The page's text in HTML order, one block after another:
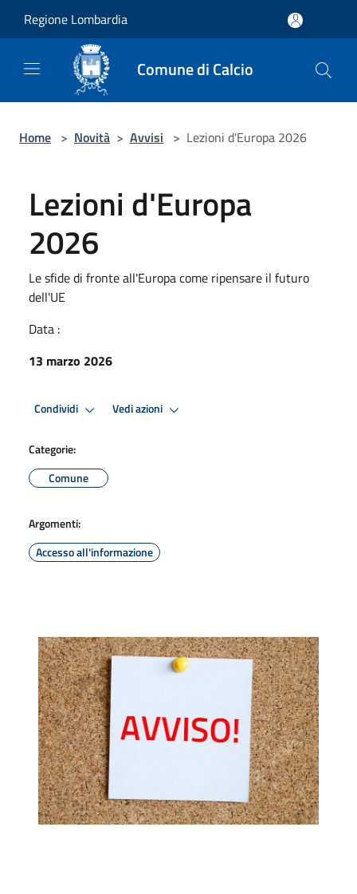
Regione Lombardia
Comune di Calcio
Home > Novità > Avvisi > Lezioni d'Europa 2026
Lezioni d'Europa
2026
Le sfide di fronte all'Europa come ripensare il futuro
dell'UE
Data :
13 marzo 2026
Condividi Vedi azioni
Categorie:
Comune
Argomenti:
Accesso all'informazione